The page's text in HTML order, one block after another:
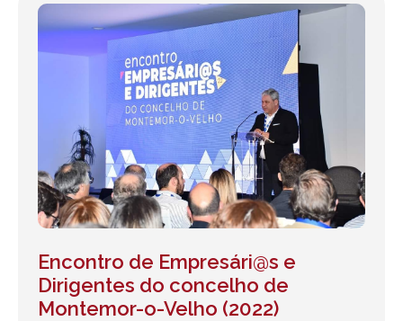
Encontro de Empresári@s e
Dirigentes do concelho de
Montemor-o-Velho (2022)